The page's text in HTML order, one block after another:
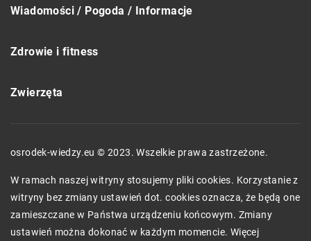
Wiadomości / Pogoda / Informacje
Zdrowie i fitness
Zwierzęta
osrodek-wiedzy.eu © 2023. Wszelkie prawa zastrzeżone.
W ramach naszej witryny stosujemy pliki cookies. Korzystanie z
witryny bez zmiany ustawień dot. cookies oznacza, że będą one
zamieszczane w Państwa urządzeniu końcowym. Zmiany
ustawień można dokonać w każdym momencie. Więcej